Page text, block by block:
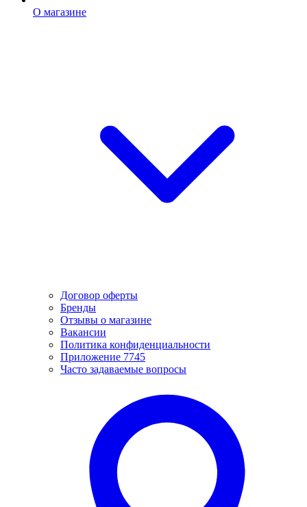
О магазине
Договор оферты
Бренды
Отзывы о магазине
Вакансии
Политика конфиденциальности
Приложение 7745
Часто задаваемые вопросы